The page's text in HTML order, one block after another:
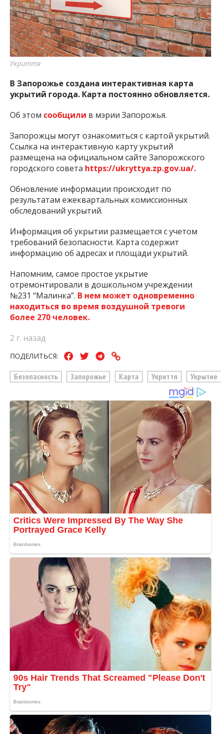
важную информацию о событиях
города Запорожья и области.
Укриття
В Запорожье создана интерактивная карта
укрытий города. Карта постоянно обновляется.
Об этом сообщили в мэрии Запорожья.
Запорожцы могут ознакомиться с картой укрытий.
Ссылка на интерактивную карту укрытий
размещена на официальном сайте Запорожского
городского совета https://ukryttya.zp.gov.ua/.
Обновление информации происходит по
результатам ежеквартальных комиссионных
обследований укрытий.
Информация об укрытии размещается с учетом
требований безопасности. Карта содержит
информацию об адресах и площади укрытий.
Напомним, самое простое укрытие
отремонтировали в дошкольном учреждении
№231 “Малинка”. В нем может одновременно
находиться во время воздушной тревоги
более 270 человек.
2 г. назад
ПОДЕЛИТЬСЯ:
Безопасность Запорожье Карта Укриття Укрытие